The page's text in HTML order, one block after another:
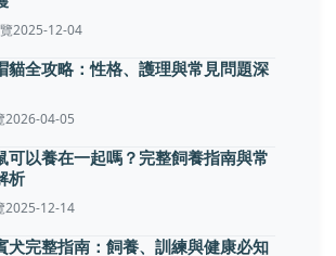
2025-12-04
貓全攻略：性格、護理與常見問題深
2026-04-05
可以養在一起嗎？完整飼養指南與常
析
2025-12-14
犬完整指南：飼養、訓練與健康必知